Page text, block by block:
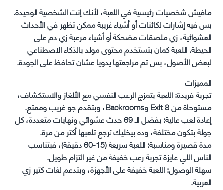
مافيش شخصيات رئيسية في اللعبة، لأنك إنت الشخصية الوحيدة.
بس فيه إشارات لكائنات أو أشياء غريبة ممكن تظهر في الأحداث
العشوائية، زي ملصقات مضحكة أو أشياء مرعبة زي دم على
الحيطة. اللعبة كمان بتستخدم محتوى مولد بالذكاء الاصطناعي
لبعض الأصول، بس تم مراجعتها يدويا عشان تحافظ على الجودة.
المميزات
تجربة فريدة: اللعبة بتمزج الرعب النفسي مع الألغاز والاستكشاف،
مستوحاة من Exit 8 وBackrooms، وبتقدم جو غريب وممتع.
إعادة لعب عالية: بفضل الـ 69 حدث عشوائي ونهايات متعددة، كل
جولة بتكون مختلفة، وده بيخليك ترجع تلعبها أكتر من مرة.
مدة قصيرة ومناسبة: اللعبة سريعة (15-60 دقيقة)، فبتناسب
الناس اللي عايزة تجربة رعب خفيفة من غير التزام طويل.
سهلة الوصول: اللعبة خفيفة على الأجهزة، وبتدعم لغات كتير زي
العربية.